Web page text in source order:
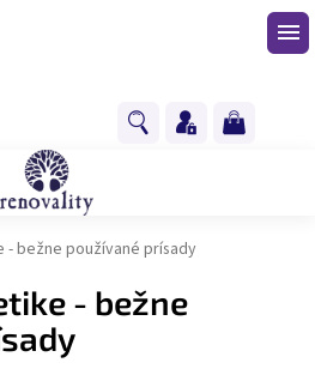
NÁKUPNÝ
- bežne používané prísady
- bežne